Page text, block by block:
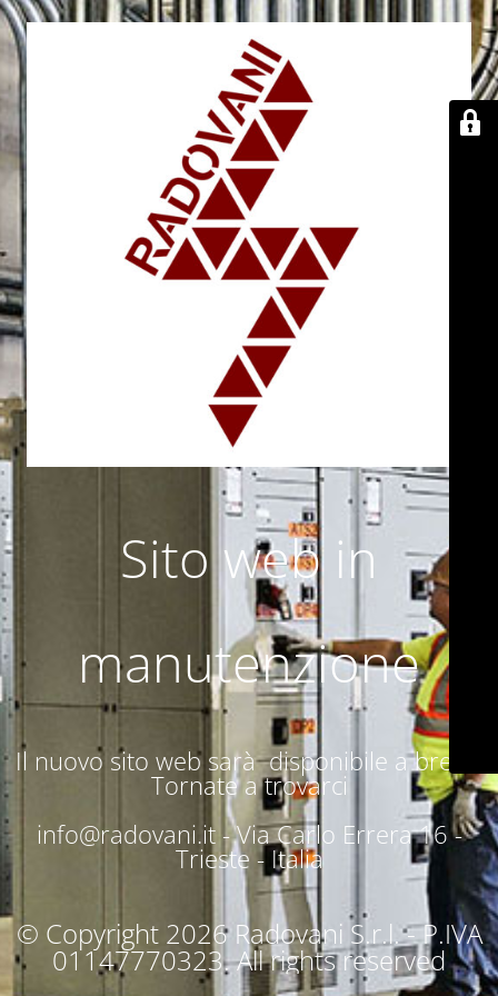
Sito web in
manutenzione
Il nuovo sito web sarà disponibile a breve.
Tornate a trovarci
info@radovani.it -Via Carlo Errera 16 -
Trieste - Italia
© Copyright 2026 Radovani S.r.l. - P.IVA
01147770323. All rights reserved